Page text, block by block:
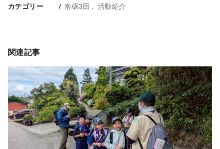
カテゴリー 南砺3団 活動紹介
関連記事